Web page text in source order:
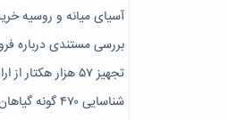
آسیای میانه و روسیه
بررسی مستندی درباره
تجهیز ۵۷ هزار هکتار از اراضی لرستان به سیستم آبیاری نوین
شناسایی ۴۷٠ گونه گیاهان دارویی در آذربایجان غربی